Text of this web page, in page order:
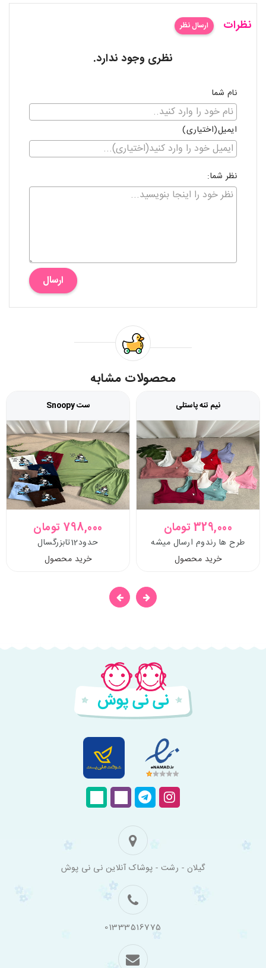
نظرات ارسال نظر
نظری وجود ندارد.
نام شما
ایمیل(اختیاری)
نظر شما:
ارسال
محصولات مشابه
نیم تنه پاستلی
329,000 تومان
طرح ها رندوم ارسال میشه
خرید محصول
ست Snoopy
798,000 تومان
حدود12تابزرگسال
خرید محصول
گیلان - رشت - پوشاک آنلاین نی نی پوش
01333516775